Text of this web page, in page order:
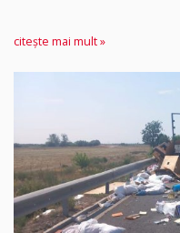
citește mai mult »